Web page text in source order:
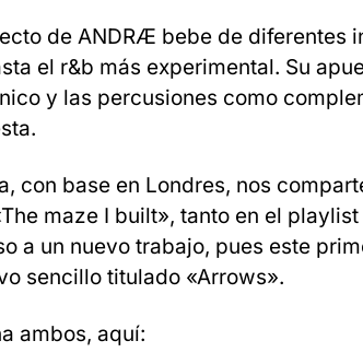
de ANDRÆ bebe de diferentes
el r&b más experimental. Su
y las percusiones como
con base en Londres, nos
maze I built», tanto en el
a un nuevo trabajo, pues este
sencillo titulado «Arrows».
ambos, aquí: